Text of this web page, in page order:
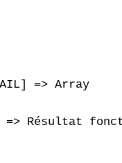
=> Array
=> Résultat